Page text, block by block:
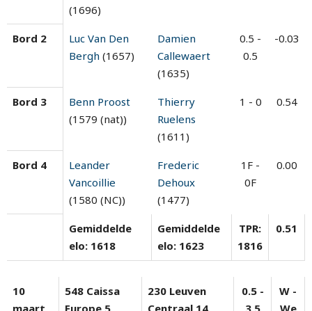
(1696)
Bord 2
Luc Van Den
Bergh (1657)
Damien
Callewaert
(1635)
0.5 -
0.5
-0.03
Bord 3
Benn Proost
(1579 (nat))
Thierry
Ruelens
(1611)
1 - 0 0.54
Bord 4
Leander
Vancoillie
(1580 (NC))
Frederic
Dehoux
(1477)
1F -
0F
0.00
Gemiddelde
elo: 1618
Gemiddelde
elo: 1623
TPR:
1816
0.51
10
maart
548 Caissa
Europe 5
230 Leuven
Centraal 14
0.5 -
3.5
W -
We